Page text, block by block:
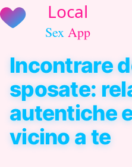
Incontrare
sposate:
autentiche
vicino a te